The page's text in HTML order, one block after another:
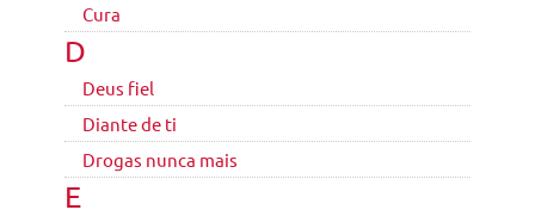
Cura
D
Deus fiel
Diante de ti
Drogas nunca mais
E